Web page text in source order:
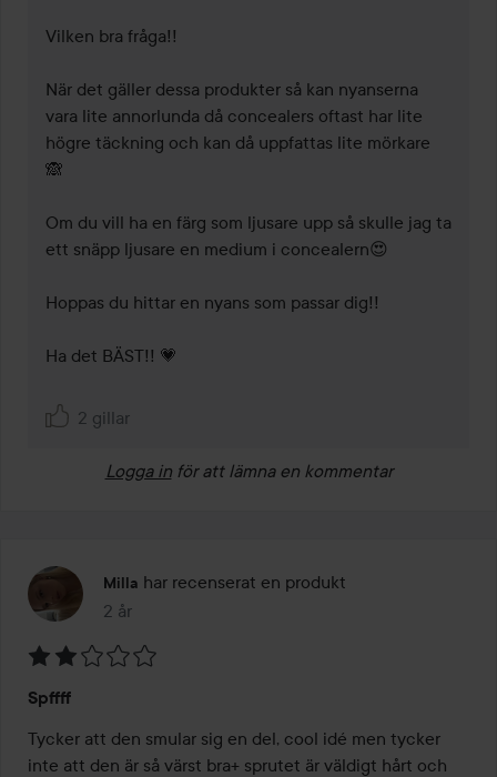
Vilken bra fråga!!
När det gäller dessa produkter så kan nyanserna
vara lite annorlunda då concealers oftast har lite
högre täckning och kan då uppfattas lite mörkare
🙈
Om du vill ha en färg som ljusare upp så skulle jag ta
ett snäpp ljusare en medium i concealern😍
Hoppas du hittar en nyans som passar dig!!
Ha det BÄST!! 💗
2 gillar
Logga in för att lämna en kommentar
Milla har recenserat en produkt
2 år
Inlägget skapades 2 år
2
av
5
Spffff
Tycker att den smular sig en del, cool idé men tycker
inte att den är så värst bra+ sprutet är väldigt hårt och